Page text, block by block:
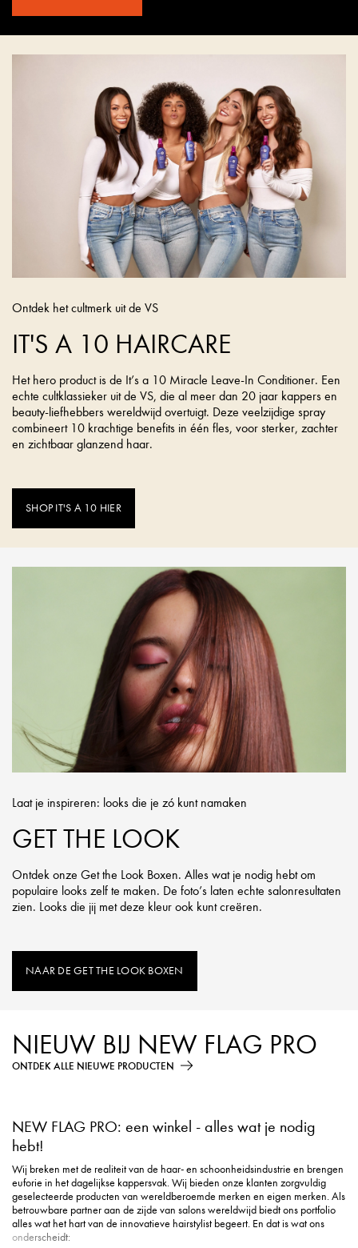
Ontdek het cultmerk uit de VS
IT'S A 10 HAIRCARE
Het hero product is de It’s a 10 Miracle Leave-In Conditioner. Een
echte cultklassieker uit de VS, die al meer dan 20 jaar kappers en
beauty-liefhebbers wereldwijd overtuigt. Deze veelzijdige spray
combineert 10 krachtige benefits in één fles, voor sterker, zachter
en zichtbaar glanzend haar.
SHOP IT'S A 10 HIER
Laat je inspireren: looks die je zó kunt namaken
GET THE LOOK
Ontdek onze Get the Look Boxen. Alles wat je nodig hebt om
populaire looks zelf te maken. De foto’s laten echte salonresultaten
zien. Looks die jij met deze kleur ook kunt creëren.
NAAR DE GET THE LOOK BOXEN
NIEUW BIJ NEW FLAG PRO
ONTDEK ALLE NIEUWE PRODUCTEN
NEW FLAG PRO: een winkel - alles wat je nodig
hebt!
Wij breken met de realiteit van de haar- en schoonheidsindustrie en brengen
euforie in het dagelijkse kappersvak. Wij bieden onze klanten zorgvuldig
geselecteerde producten van wereldberoemde merken en eigen merken. Als
betrouwbare partner aan de zijde van salons wereldwijd biedt ons portfolio
alles wat het hart van de innovatieve hairstylist begeert. En dat is wat ons
onderscheidt: